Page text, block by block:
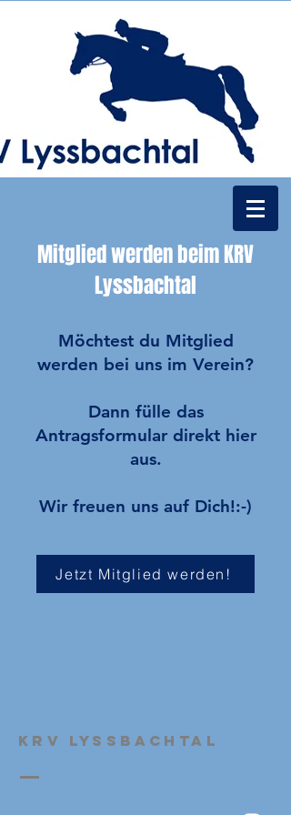
Mitglied werden beim KRV
Lyssbachtal
Möchtest du Mitglied
werden bei uns im Verein?
Dann fülle das
Antragsformular direkt hier
aus.
Wir freuen uns auf Dich!:-)
Jetzt Mitglied werden!
KRV Lyssbachtal